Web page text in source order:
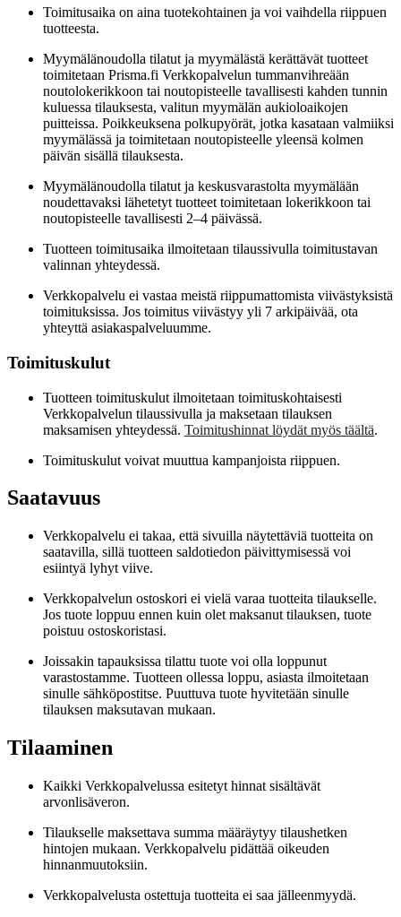
Toimitusaika on aina tuotekohtainen ja voi vaihdella riippuen
tuotteesta.
Myymälänoudolla tilatut ja myymälästä kerättävät tuotteet
toimitetaan Prisma.fi Verkkopalvelun tummanvihreään
noutolokerikkoon tai noutopisteelle tavallisesti kahden tunnin
kuluessa tilauksesta, valitun myymälän aukioloaikojen
puitteissa. Poikkeuksena polkupyörät, jotka kasataan valmiiksi
myymälässä ja toimitetaan noutopisteelle yleensä kolmen
päivän sisällä tilauksesta.
Myymälänoudolla tilatut ja keskusvarastolta myymälään
noudettavaksi lähetetyt tuotteet toimitetaan lokerikkoon tai
noutopisteelle tavallisesti 2–4 päivässä.
Tuotteen toimitusaika ilmoitetaan tilaussivulla toimitustavan
valinnan yhteydessä.
Verkkopalvelu ei vastaa meistä riippumattomista viivästyksistä
toimituksissa. Jos toimitus viivästyy yli 7 arkipäivää, ota
yhteyttä asiakaspalveluumme.
Toimituskulut
Tuotteen toimituskulut ilmoitetaan toimituskohtaisesti
Verkkopalvelun tilaussivulla ja maksetaan tilauksen
maksamisen yhteydessä. Toimitushinnat löydät myös täältä.
Toimituskulut voivat muuttua kampanjoista riippuen.
Saatavuus
Verkkopalvelu ei takaa, että sivuilla näytettäviä tuotteita on
saatavilla, sillä tuotteen saldotiedon päivittymisessä voi
esiintyä lyhyt viive.
Verkkopalvelun ostoskori ei vielä varaa tuotteita tilaukselle.
Jos tuote loppuu ennen kuin olet maksanut tilauksen, tuote
poistuu ostoskoristasi.
Joissakin tapauksissa tilattu tuote voi olla loppunut
varastostamme. Tuotteen ollessa loppu, asiasta ilmoitetaan
sinulle sähköpostitse. Puuttuva tuote hyvitetään sinulle
tilauksen maksutavan mukaan.
Tilaaminen
Kaikki Verkkopalvelussa esitetyt hinnat sisältävät
arvonlisäveron.
Tilaukselle maksettava summa määräytyy tilaushetken
hintojen mukaan. Verkkopalvelu pidättää oikeuden
hinnanmuutoksiin.
Verkkopalvelusta ostettuja tuotteita ei saa jälleenmyydä.